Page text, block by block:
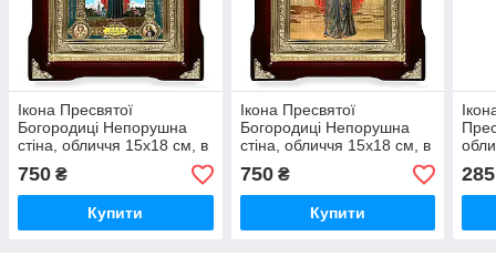
Ікона Пресвятої
Богородиці Непорушна
стіна, обличчя 15х18 см, в
темному дерев'яному
кіоті, арка
750 ₴
Купити
Ікона Пресвятої
Богородиці Непорушна
стіна, обличчя 15х18 см, в
темному дерев'яному
кіоті, арка, 07073
750₴
Купити
з
285